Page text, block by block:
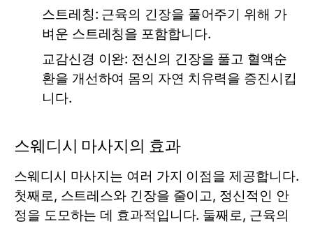
스트레칭: 근육의 긴장을 풀어주기 위해 가
벼운 스트레칭을 포함합니다.
교감신경 이완: 전신의 긴장을 풀고 혈액순
환을 개선하여 몸의 자연 치유력을 증진시킵
니다.
스웨디시 마사지의 효과
스웨디시 마사지는 여러 가지 이점을 제공합니다.
첫째로, 스트레스와 긴장을 줄이고, 정신적인 안
정을 도모하는 데 효과적입니다. 둘째로, 근육의